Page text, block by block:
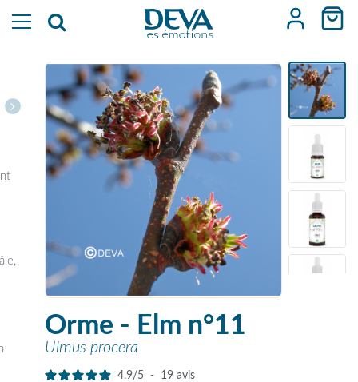
Orme - Elm n°11
Ulmus procera
4.9/5 - 19avis